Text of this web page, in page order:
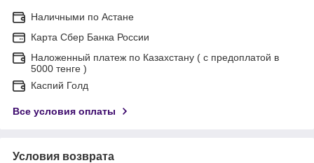
Наличными по Астане
Карта Сбер Банка России
Наложенный платеж по Казахстану ( с предоплатой в
5000 тенге )
Каспий Голд
Все условия оплаты
Условия возврата